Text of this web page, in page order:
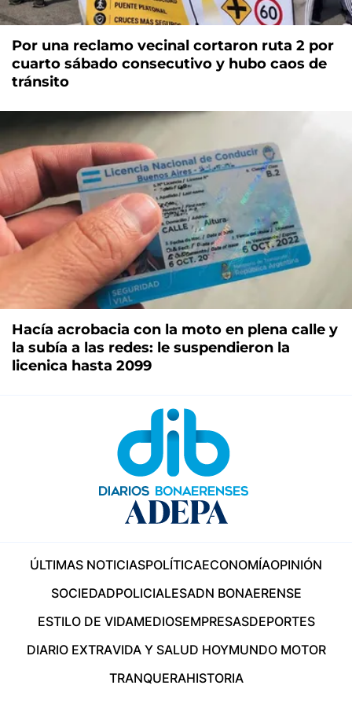
Por una reclamo vecinal cortaron ruta 2 por
cuarto sábado consecutivo y hubo caos de
tránsito
Hacía acrobacia con la moto en plena calle y
la subía a las redes: le suspendieron la
licenica hasta 2099
ÚLTIMAS NOTICIASPOLÍTICAECONOMÍAOPINIÓN
SOCIEDADPOLICIALESADN BONAERENSE
ESTILO DE VIDAMEDIOSEMPRESASDEPORTES
DIARIO EXTRAVIDA Y SALUD HOYMUNDO MOTOR
TRANQUERAHISTORIA